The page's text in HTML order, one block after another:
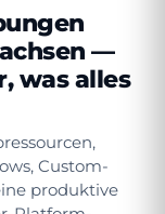
—
was alles
Custom-
produktive